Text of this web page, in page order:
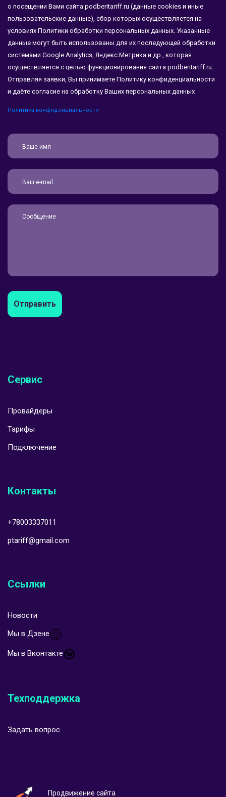
о посещении Вами сайта podberitariff.ru (данные cookies и иные
пользовательские данные), сбор которых осуществляется на
условиях Политики обработки персональных данных. Указанные
данные могут быть использованы для их последующей обработки
системами Google Analytics, Яндекс.Метрика и др., которая
осуществляется с целью функционирования сайта podberitariff.ru.
Отправляя заявки, Вы принимаете Политику конфиденциальности
и даёте согласие на обработку Ваших персональных данных
Политика конфиденциальности
Отправить
Сервис
Провайдеры
Тарифы
Подключение
Контакты
+78003337011
ptariff@gmail.com
Ссылки
Новости
Мы в Дзене
Мы в Вконтакте
Техподдержка
Задать вопрос
Продвижение сайта